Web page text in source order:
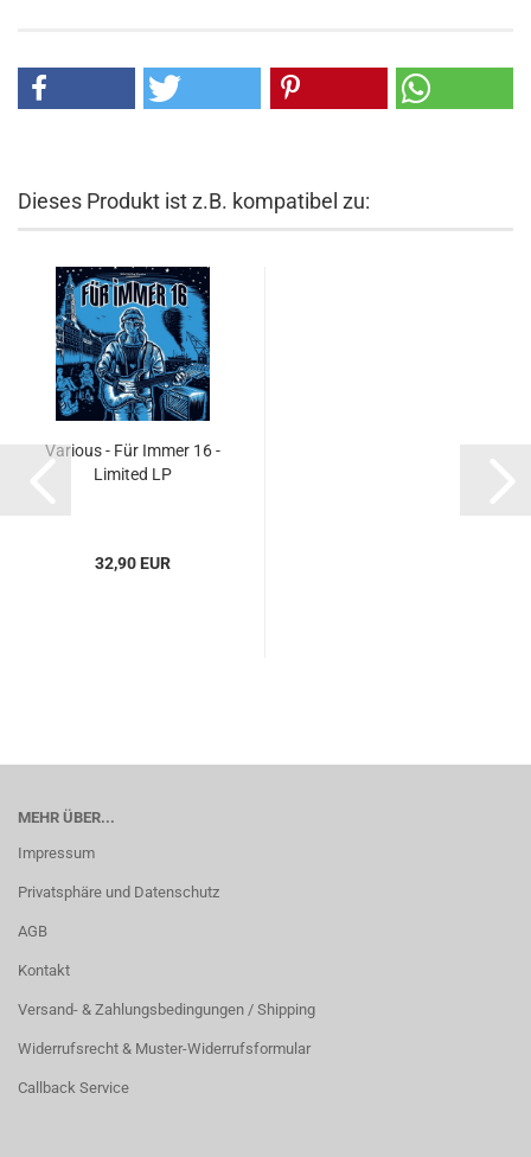
Dieses Produkt ist z.B. kompatibel zu:
Various - Für Immer 16 -
Limited LP
32,90 EUR
MEHR ÜBER...
Impressum
Privatsphäre und Datenschutz
AGB
Kontakt
Versand- & Zahlungsbedingungen / Shipping
Widerrufsrecht & Muster-Widerrufsformular
Callback Service